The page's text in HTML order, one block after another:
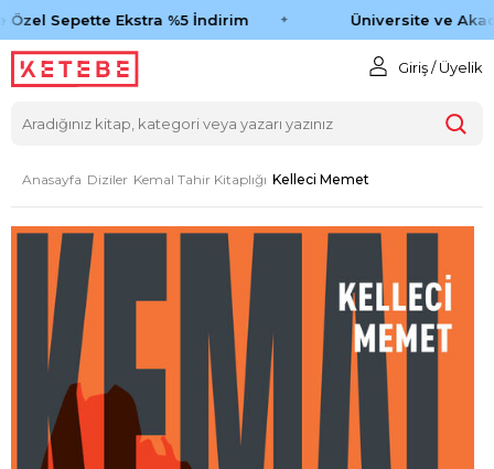
Sepette Ekstra %5 İndirim Üniversite ve
Giriş / Üyelik
Anasayfa Diziler Kemal Tahir Kitaplığı Kelleci Memet